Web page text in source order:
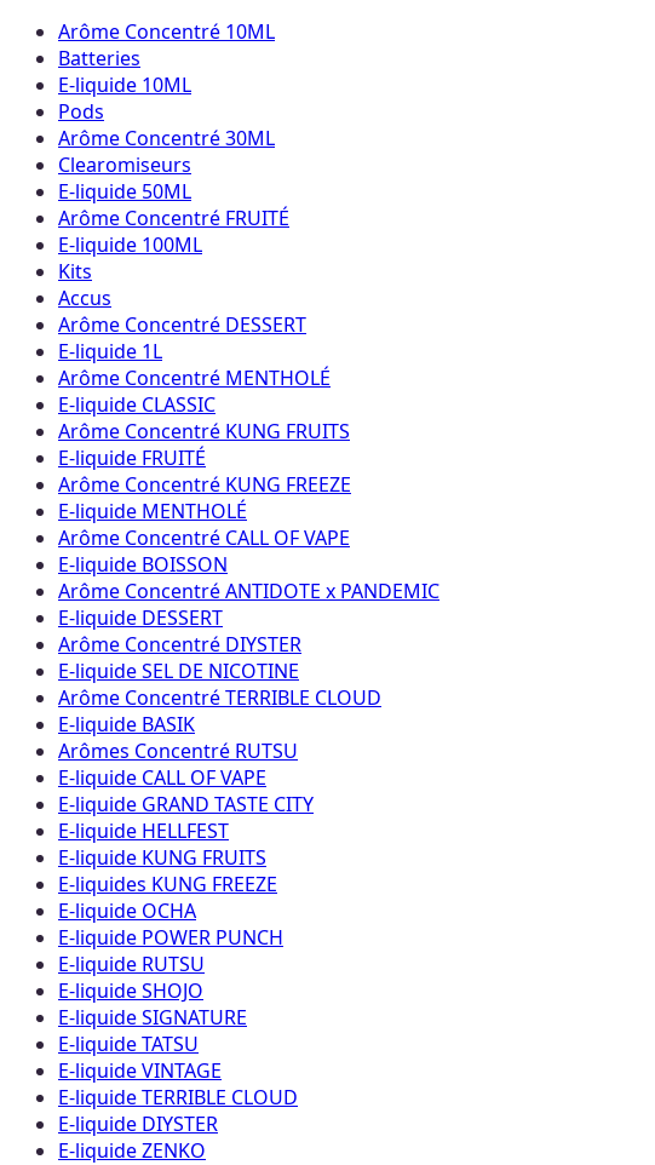
Arôme Concentré 10ML
Batteries
E-liquide 10ML
Pods
Arôme Concentré 30ML
Clearomiseurs
E-liquide 50ML
Arôme Concentré FRUITÉ
E-liquide 100ML
Kits
Accus
Arôme Concentré DESSERT
E-liquide 1L
Arôme Concentré MENTHOLÉ
E-liquide CLASSIC
Arôme Concentré KUNG FRUITS
E-liquide FRUITÉ
Arôme Concentré KUNG FREEZE
E-liquide MENTHOLÉ
Arôme Concentré CALL OF VAPE
E-liquide BOISSON
Arôme Concentré ANTIDOTE x PANDEMIC
E-liquide DESSERT
Arôme Concentré DIYSTER
E-liquide SEL DE NICOTINE
Arôme Concentré TERRIBLE CLOUD
E-liquide BASIK
Arômes Concentré RUTSU
E-liquide CALL OF VAPE
E-liquide GRAND TASTE CITY
E-liquide HELLFEST
E-liquide KUNG FRUITS
E-liquides KUNG FREEZE
E-liquide OCHA
E-liquide POWER PUNCH
E-liquide RUTSU
E-liquide SHOJO
E-liquide SIGNATURE
E-liquide TATSU
E-liquide VINTAGE
E-liquide TERRIBLE CLOUD
E-liquide DIYSTER
E-liquide ZENKO